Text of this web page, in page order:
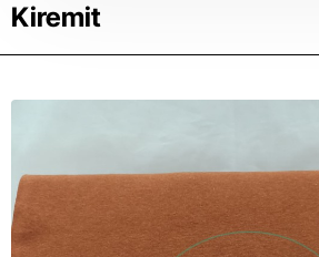
Kiremit